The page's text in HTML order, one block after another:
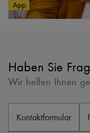
App
Haben Sie
Wir helfen Ihnen
Kontaktformular